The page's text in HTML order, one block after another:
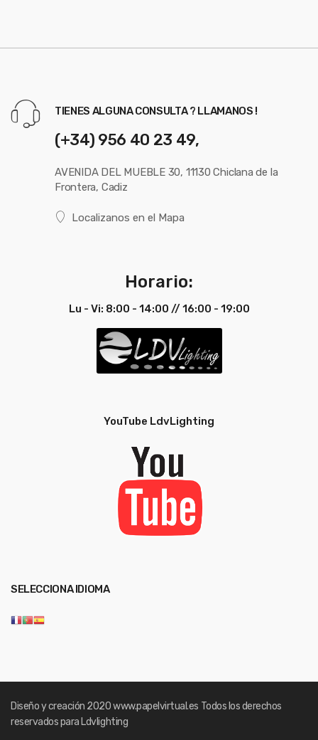
TIENES ALGUNA CONSULTA ? LLAMANOS !
(+34) 956 40 23 49,
AVENIDA DEL MUEBLE 30, 11130 Chiclana de la
Frontera, Cadiz
Localizanos en el Mapa
Horario:
Lu - Vi: 8:00 - 14:00 // 16:00 - 19:00
YouTube LdvLighting
SELECCIONA IDIOMA
Diseño y creación 2020www.papelvirtual.es Todos los derechos
reservados para Ldvlighting